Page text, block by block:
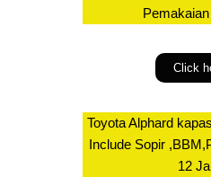
Click
Toyota Alphard
Include Sopir
12